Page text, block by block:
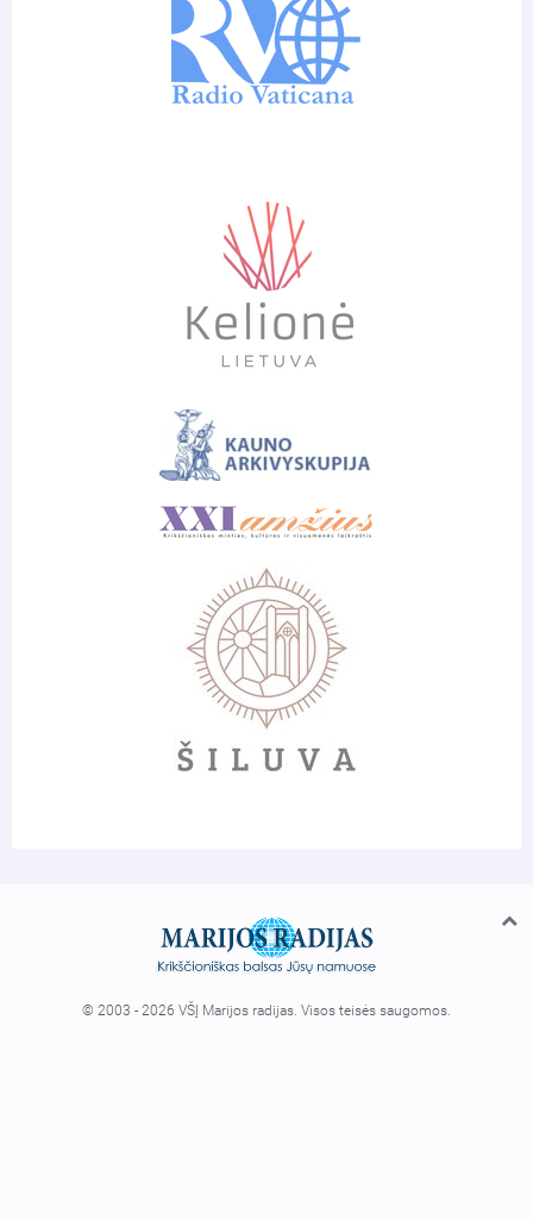
© 2003 - 2026 VŠĮ Marijos radijas. Visos teisės saugomos.